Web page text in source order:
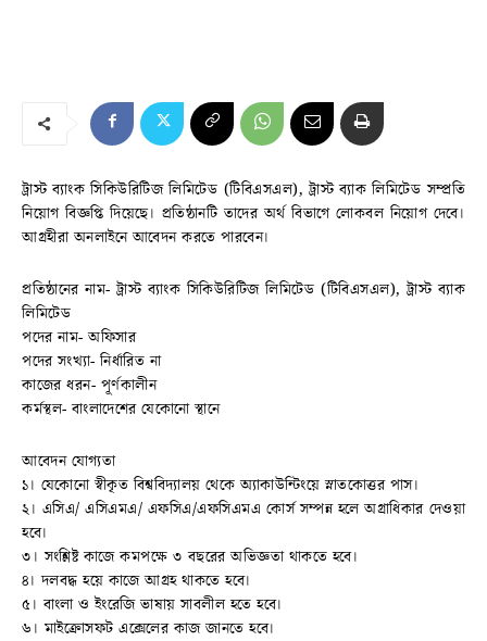
ট্রাস্ট ব্যাংক সিকিউরিটিজ লিমিটেড (টিবিএসএল), ট্রাস্ট ব্যাক লিমিটেড সম্প্রতি
নিয়োগ বিজ্ঞপ্তি দিয়েছে। প্রতিষ্ঠানটি তাদের অর্থ বিভাগে লোকবল নিয়োগ দেবে।
আগ্রহীরা অনলাইনে আবেদন করতে পারবেন।
প্রতিষ্ঠানের নাম- ট্রাস্ট ব্যাংক সিকিউরিটিজ লিমিটেড (টিবিএসএল), ট্রাস্ট ব্যাক
লিমিটেড
পদের নাম- অফিসার
পদের সংখ্যা- নির্ধারিত না
কাজের ধরন- পূর্ণকালীন
কর্মস্থল- বাংলাদেশের যেকোনো স্থানে
আবেদন যোগ্যতা
১। যেকোনো স্বীকৃত বিশ্ববিদ্যালয় থেকে অ্যাকাউন্টিংয়ে স্নাতকোত্তর পাস।
২। এসিএ/ এসিএমএ/ এফসিএ/এফসিএমএ কোর্স সম্পন্ন হলে অগ্রাধিকার দেওয়া
হবে।
৩। সংশ্লিষ্ট কাজে কমপক্ষে ৩ বছরের অভিজ্ঞতা থাকতে হবে।
৪। দলবদ্ধ হয়ে কাজে আগ্রহ থাকতে হবে।
৫। বাংলা ও ইংরেজি ভাষায় সাবলীল হতে হবে।
৬। মাইক্রোসফট এক্সেলের কাজ জানতে হবে।